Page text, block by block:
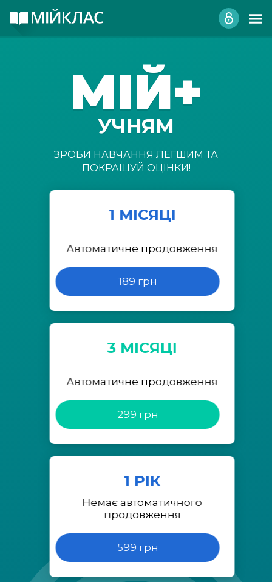
МІЙ+
УЧНЯМ
ЗРОБИ НАВЧАННЯ ЛЕГШИМ ТА
ПОКРАЩУЙ ОЦІНКИ!
1 МІСЯЦІ
Автоматичне продовження
189 грн
3 МІСЯЦІ
Автоматичне продовження
299 грн
1 РІК
Немає автоматичного
продовження
599 грн